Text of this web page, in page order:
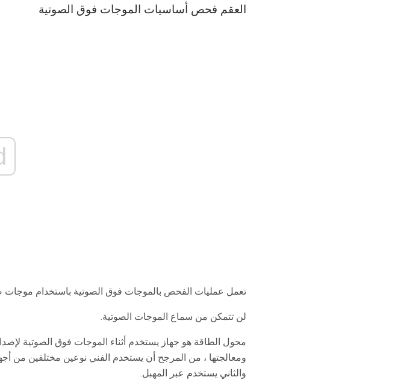
العقم فحص أساسيات الموجات فوق الصوتية
تعمل عمليات الفحص بالموجات فوق الصوتية باستخدام موجات
لن تتمكن من سماع الموجات الصوتية.
محول الطاقة هو جهاز يستخدم أثناء الموجات فوق الصوتية
ومعالجتها ، من المرجح أن يستخدم الفني نوعين مختلفين من
والثاني يستخدم عبر المهبل.